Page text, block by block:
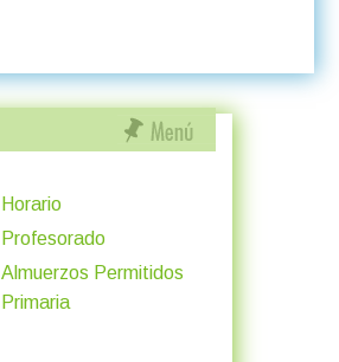
Horario
Profesorado
Almuerzos Permitidos
Primaria